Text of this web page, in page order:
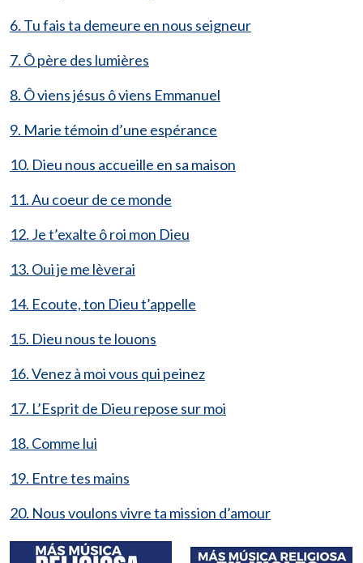
6. Tu fais ta demeure en nous seigneur
7. Ô père des lumières
8. Ô viens jésus ô viens Emmanuel
9. Marie témoin d’une espérance
10. Dieu nous accueille en sa maison
11. Au coeur de ce monde
12. Je t’exalte ô roi mon Dieu
13. Oui je me lèverai
14. Ecoute, ton Dieu t’appelle
15. Dieu nous te louons
16. Venez à moi vous qui peinez
17. L’Esprit de Dieu repose sur moi
18. Comme lui
19. Entre tes mains
20. Nous voulons vivre ta mission d’amour